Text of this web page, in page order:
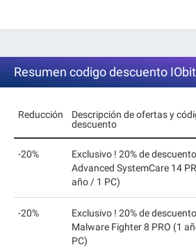
Resumen codigo descuento IObit
Reducción
Descripción de ofertas y
descuento
-20%
Exclusivo ! 20% de
Advanced SystemCare 14
año / 1 PC)
-20%
Exclusivo ! 20% de descuento
Malware Fighter 8 PRO (1
PC)